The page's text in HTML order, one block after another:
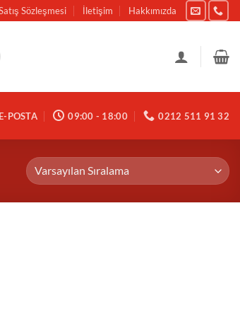
Sözleşmesi İletişim Hakkımızda
E-POSTA 09:00 - 18:00 0212 511 91 32